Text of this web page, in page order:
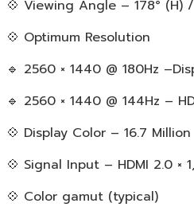
💠 Viewing Angle – 178° (H)
💠 Optimum Resolution
🔹 2560 × 1440 @ 180Hz
🔹 2560 × 1440 @ 144Hz –
💠 Display Color – 16.7 Million
💠 Signal Input – HDMI 2.0 ×
💠 Color gamut (typical)